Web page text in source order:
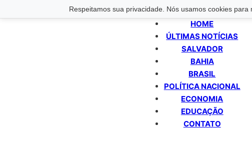
Respeitamos sua privacidade. Nós usamos cookies
HOME
ÚLTIMAS NOTÍCIAS
SALVADOR
BAHIA
BRASIL
POLÍTICA NACIONAL
ECONOMIA
EDUCAÇÃO
CONTATO